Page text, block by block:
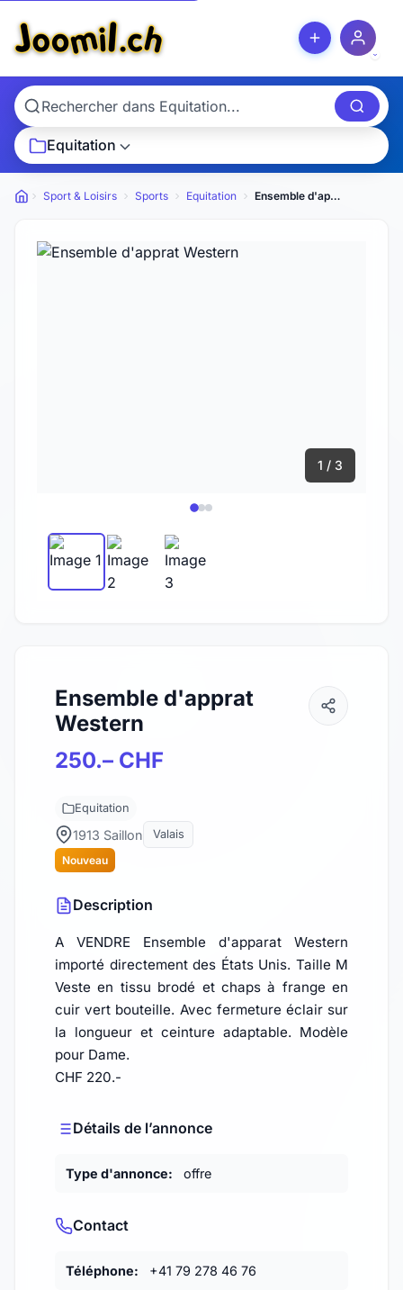
Equitation
Petites annonces
Sport & Loisirs Sports Equitation Ensemble d'apprat Western
1 / 3
Ensemble d'apprat
Western
250.– CHF
Equitation
1913 Saillon
Valais
Nouveau
Description
A VENDRE Ensemble d'apparat Western
importé directement des États Unis. Taille M
Veste en tissu brodé et chaps à frange en
cuir vert bouteille. Avec fermeture éclair sur
la longueur et ceinture adaptable. Modèle
pour Dame.
CHF 220.-
Détails de l’annonce
Type d'annonce: offre
Contact
Téléphone: +41 79 278 46 76